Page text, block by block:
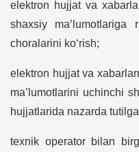
elektron hujjat va
shaxsiy ma’lumotlariga
choralarini ko‘rish;
elektron hujjat va
ma’lumotlarini uchinchi
hujjatlarida nazarda
texnik operator bilan